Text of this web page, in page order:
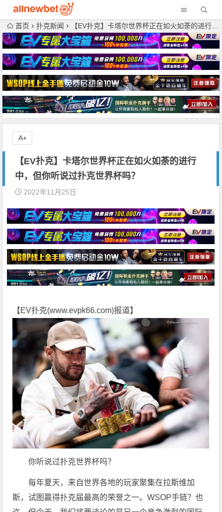
首页 扑克新闻 【EV扑克】卡塔尔世界杯正在如火如荼的进行中，但你听说过扑克世界杯吗？
【EV扑克】卡塔尔世界杯正在如火如荼的进行
中，但你听说过扑克世界杯吗？
2022年11月25日
【EV扑克(www.evpk66.com)报道】
你听说过扑克世界杯吗？
每年夏天，来自世界各地的玩家聚集在拉斯维加
斯，试图赢得扑克届最高的荣誉之一。WSOP手链？也
A+